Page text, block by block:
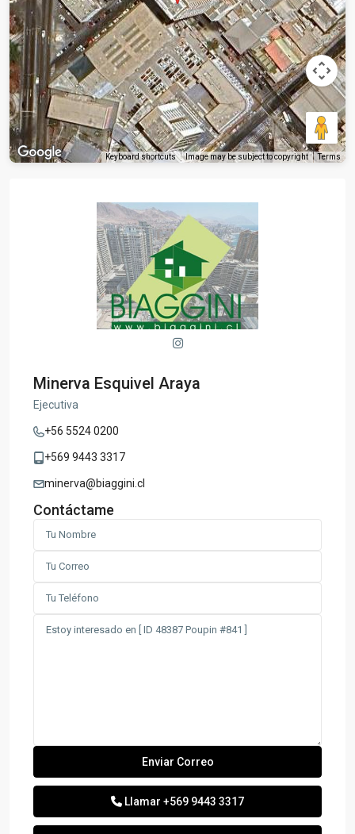
Keyboard shortcuts Image may be subject to copyright Terms
Minerva Esquivel Araya
Ejecutiva
+56 5524 0200
+569 9443 3317
minerva@biaggini.cl
Contáctame
Llamar +569 9443 3317